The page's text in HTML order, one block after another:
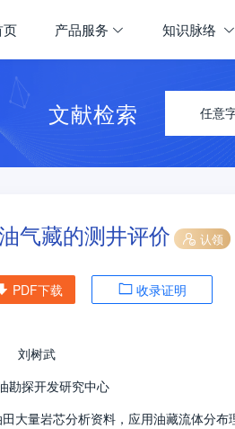
页 产品服务 知识脉络
文献检索 任意
气藏的测井评价 认领
PDF下载 收录证明
刘树武
勘探开发研究中心
大量岩芯分析资料，应用油藏流体分